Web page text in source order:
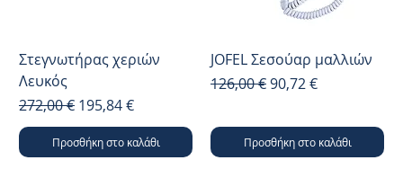
Στεγνωτήρας χεριών
Λευκός
Κανονική τιμή
272,00 € Τιμή Έκπτωσης
195,84 €
Προσθήκη στο καλάθι
JOFEL Σεσούαρ μαλλιών
Κανονική τιμή
126,00 €Τιμή Έκπτωσης
90,72 €
Προσθήκη στο καλάθι